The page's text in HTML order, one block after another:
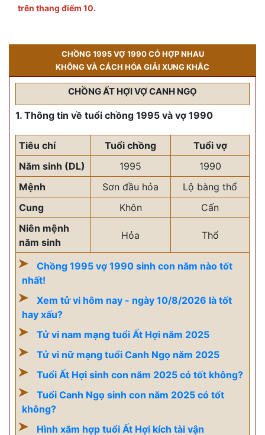
trên thang điểm 10.
CHỒNG 1995 VỢ 1990 CÓ HỢP NHAU
KHÔNG VÀ CÁCH HÓA GIẢI XUNG KHẮC
CHỒNG ẤT HỢI VỢ CANH NGỌ
1. Thông tin về tuổi chồng 1995 và vợ 1990
Tiêu chí Tuổi chồng
Tuổi vợ
Năm sinh (DL)
1995
1990
Mệnh
Sơn đầu hỏa
Lộ bàng thổ
Cung
Khôn
Cấn
Niên mệnh
năm sinh
Hỏa Thổ
Chồng 1995 vợ 1990 sinh con năm nào tốt
nhất!
Xem tử vi hôm nay - ngày 10/8/2026 là tốt
hay xấu?
Tử vi nam mạng tuổi Ất Hợi năm 2025
Tử vi nữ mạng tuổi Canh Ngọ năm 2025
Tuổi Ất Hợi sinh con năm 2025 có tốt không?
Tuổi Canh Ngọ sinh con năm 2025 có tốt
không?
Hình xăm hợp tuổi Ất Hợi kích tài vận